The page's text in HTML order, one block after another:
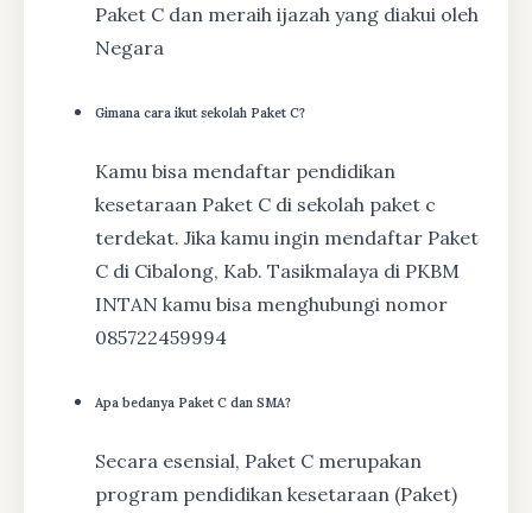
Paket C dan meraih ijazah yang diakui oleh
Negara
Gimana cara ikut sekolah Paket C?
Kamu bisa mendaftar pendidikan
kesetaraan Paket C di sekolah paket c
terdekat. Jika kamu ingin mendaftar Paket
C di Cibalong, Kab. Tasikmalaya di PKBM
INTAN kamu bisa menghubungi nomor
085722459994
Apa bedanya Paket C dan SMA?
Secara esensial, Paket C merupakan
program pendidikan kesetaraan (Paket)